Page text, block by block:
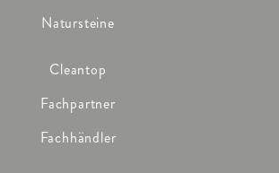
Natursteine
Cleantop
Fachpartner
Fachhändler